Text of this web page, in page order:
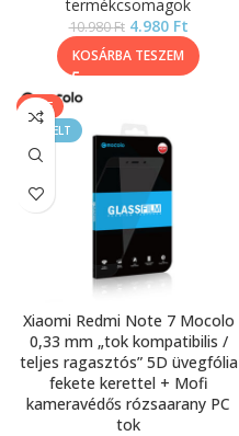
termékcsomagok
10.980Ft 4.980 Ft
KOSÁRBA TESZEM
SALE
KIEMELT
Xiaomi Redmi Note 7 Mocolo
0,33 mm „tok kompatibilis /
teljes ragasztós” 5D üvegfólia
fekete kerettel + Mofi
kameravédős rózsaarany PC
tok